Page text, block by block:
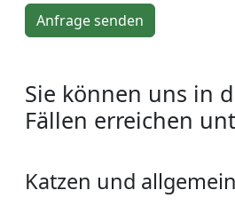
Anfrage senden
Sie können uns in
Fällen erreichen
Katzen und